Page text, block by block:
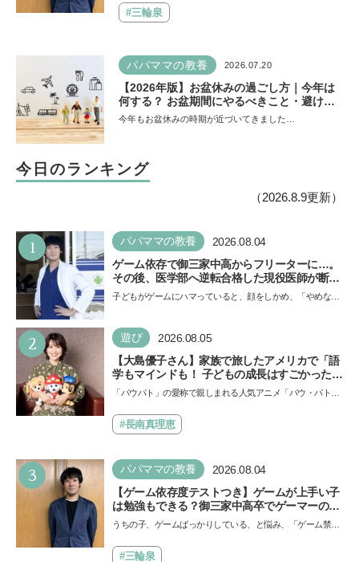
#三輪泉
パパママの教養 2026.07.20
【2026年版】お盆休みの過ごし方｜今年は
何する？ お盆期間にやるべきこと・避ける
ことは
今年もお盆休みの時期が近づいてきました…
今日のランキング
（2026.8.9更新）
1 パパママの教養 2026.08.04
ゲーム依存で御三家中高からフリーターに…。
その後、医学部へ逆転合格した現役医師が断言
「ゲームの経験が受験勉強に役立った」そう考
子どもがゲームにハマっていると、顔をしかめ、「やめなさ
い…
2 遊び 2026.08.05
【大島優子さん】家族で旅したアメリカで「語
学もマインドも！ 子どもの成長はすごかった」
声優をつとめた映画『パウ・パトロール ザ・ダ
できると子どもに知ってほしい
「パウパト」の愛称で親しまれる人気アニメ「パウ・パトロ
ザ…#長南真理恵
3 パパママの教養 2026.08.04
【ゲーム依存度テストつき】ゲームが上手い子
は勉強もできる？御三家中高卒でゲーマーの医
師・阿部智史さんが教えるゲームしながら受験
うちの子、ゲームばっかりしている、と悩み、「ゲーム禁
も…#三輪泉